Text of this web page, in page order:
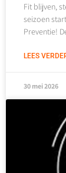
Fit blijven,
seizoen
Preventie!
LEES
30 mei 2026